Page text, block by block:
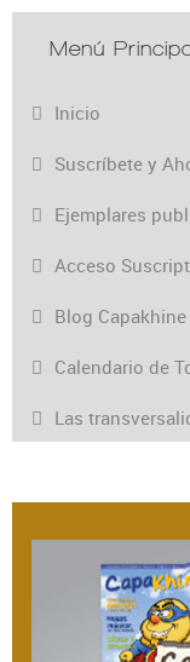
Menú
Inicio
Suscríbete y
Ejemplares
Acceso
Blog Capakhine
Calendario de
Las